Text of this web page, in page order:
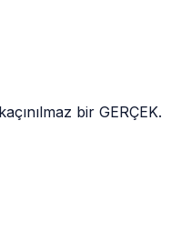
bir GERÇEK.